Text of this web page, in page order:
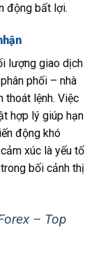
động bất lợi.
lượng giao dịch
phối – nhà
lệnh. Việc
hợp lý giúp hạn
động khó
xúc là yếu tố
bối cảnh thị
– Top